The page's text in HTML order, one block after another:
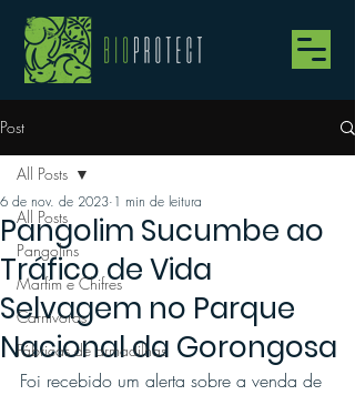
Post
All Posts
Pangolins
Marfim e Chifres
Carnívoros
Fábricas de armadilhas
All Posts
Pangolim Sucumbe ao
Tráfico de Vida
Selvagem no Parque
Nacional da Gorongosa
6 de nov. de 2023 1 min de leitura
Foi recebido um alerta sobre a venda de